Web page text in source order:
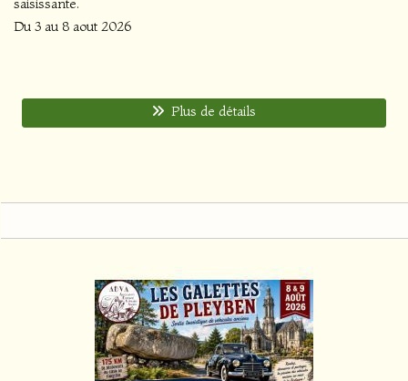
Du 3 au 8 aout 2026
Plus de détails